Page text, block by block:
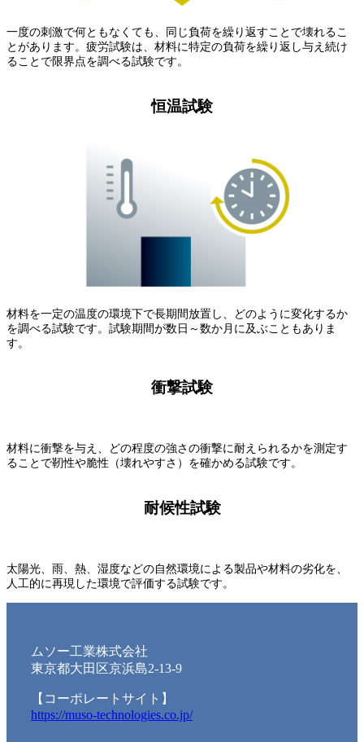
一度の刺激で何ともなくても、同じ負荷を繰り返すことで壊れるこ
とがあります。疲労試験は、材料に特定の負荷を繰り返し与え続け
ることで限界点を調べる試験です。
恒温試験
材料を一定の温度の環境下で長期間放置し、どのように変化するか
を調べる試験です。試験期間が数日～数か月に及ぶこともありま
す。
衝撃試験
材料に衝撃を与え、どの程度の強さの衝撃に耐えられるかを測定す
ることで靭性や脆性（壊れやすさ）を確かめる試験です。
耐候性試験
太陽光、雨、熱、湿度などの自然環境による製品や材料の劣化を、
人工的に再現した環境で評価する試験です。
ムソー工業株式会社
東京都大田区京浜島2-13-9
【コーポレートサイト】
https://muso-technologies.co.jp/